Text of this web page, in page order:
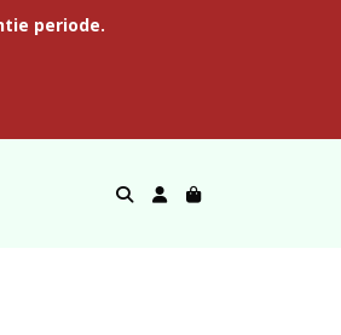
periode.